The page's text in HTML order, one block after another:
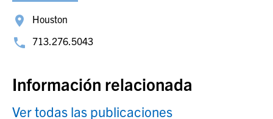
Houston
713.276.5043
Información relacionada
Ver todas las publicaciones